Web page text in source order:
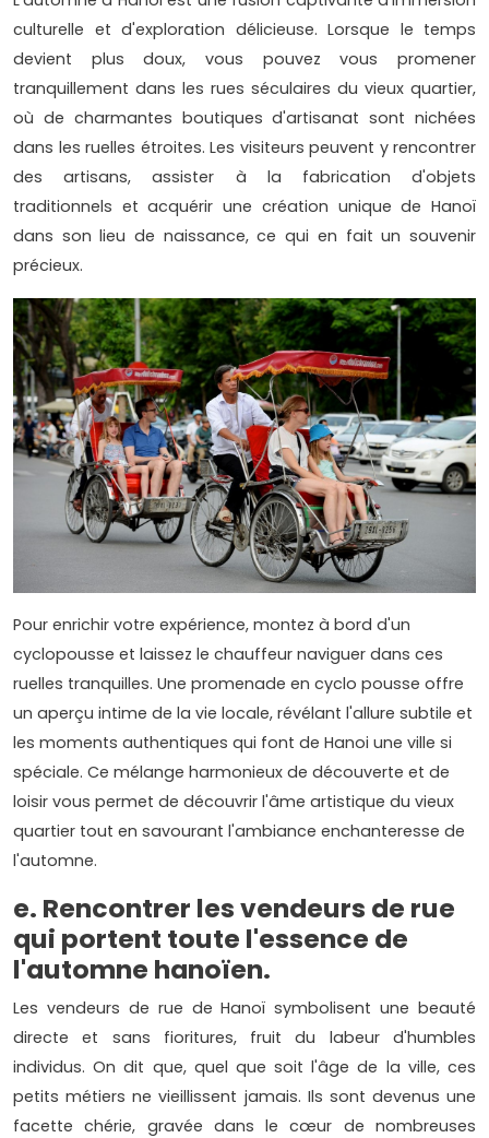
culturelle et d'exploration délicieuse. Lorsque le temps
devient plus doux, vous pouvez vous promener
tranquillement dans les rues séculaires du vieux quartier,
où de charmantes boutiques d'artisanat sont nichées
dans les ruelles étroites. Les visiteurs peuvent y rencontrer
des artisans, assister à la fabrication d'objets
traditionnels et acquérir une création unique de Hanoï
dans son lieu de naissance, ce qui en fait un souvenir
précieux.
Pour enrichir votre expérience, montez à bord d'un
cyclopousse et laissez le chauffeur naviguer dans ces
ruelles tranquilles. Une promenade en cyclo pousse offre
un aperçu intime de la vie locale, révélant l'allure subtile et
les moments authentiques qui font de Hanoi une ville si
spéciale. Ce mélange harmonieux de découverte et de
loisir vous permet de découvrir l'âme artistique du vieux
quartier tout en savourant l'ambiance enchanteresse de
l'automne.
e. Rencontrer les vendeurs de rue
qui portent toute l'essence de
l'automne hanoïen.
Les vendeurs de rue de Hanoï symbolisent une beauté
directe et sans fioritures, fruit du labeur d'humbles
individus. On dit que, quel que soit l'âge de la ville, ces
petits métiers ne vieillissent jamais. Ils sont devenus une
facette chérie, gravée dans le cœur de nombreuses